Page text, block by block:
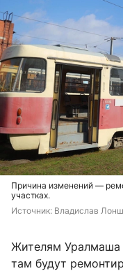
Причина изменений —
участках.
Источник: Владислав
Жителям Уралмаша
там будут